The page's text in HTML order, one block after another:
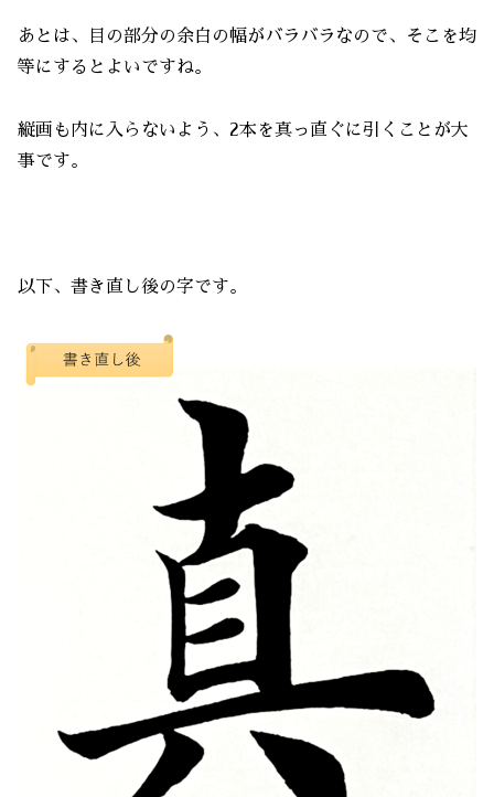
あとは、目の部分の余白の幅がバラバラなので、そこを均
等にするとよいですね。
縦画も内に入らないよう、2本を真っ直ぐに引くことが大
事です。
以下、書き直し後の字です。